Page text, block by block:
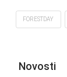
FORESTDAY
Novosti